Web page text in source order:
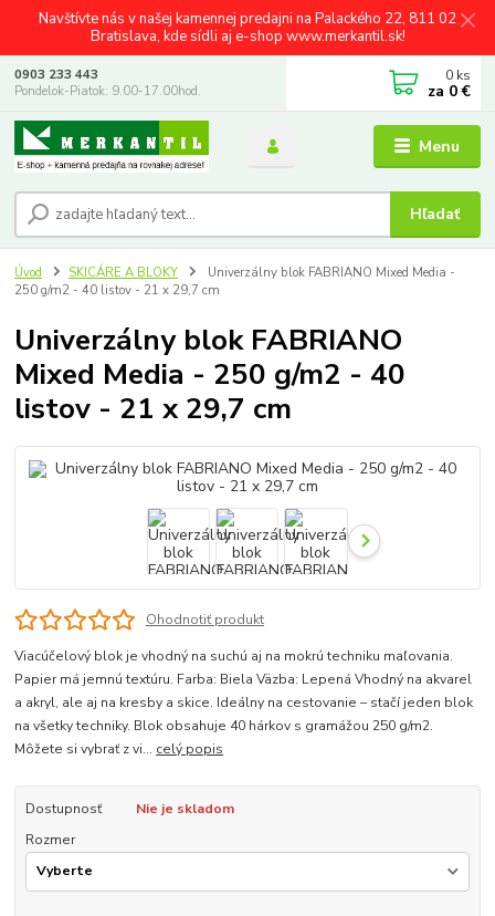
Navštívte nás v našej kamennej predajni na Palackého 22, 811 02
Bratislava, kde sídli aj e-shop www.merkantil.sk!
Menu
Hľadať
0903 233 443
Pondelok-Piatok: 9.00-17.00hod.
0 ks
za 0 €
Úvod SKICÁRE A BLOKY
Univerzálny blok FABRIANO Mixed Media -
250 g/m2 - 40 listov - 21 x 29,7 cm
Univerzálny blok FABRIANO
Mixed Media - 250 g/m2 - 40
listov - 21 x 29,7 cm
Ohodnotiť produkt
Viacúčelový blok je vhodný na suchú aj na mokrú techniku maľovania.
Papier má jemnú textúru. Farba: Biela Väzba: Lepená Vhodný na akvarel
a akryl, ale aj na kresby a skice. Ideálny na cestovanie – stačí jeden blok
na všetky techniky. Blok obsahuje 40 hárkov s gramážou 250 g/m2.
Môžete si vybrať z vi... celý popis
Dostupnosť
Nie je skladom
Rozmer